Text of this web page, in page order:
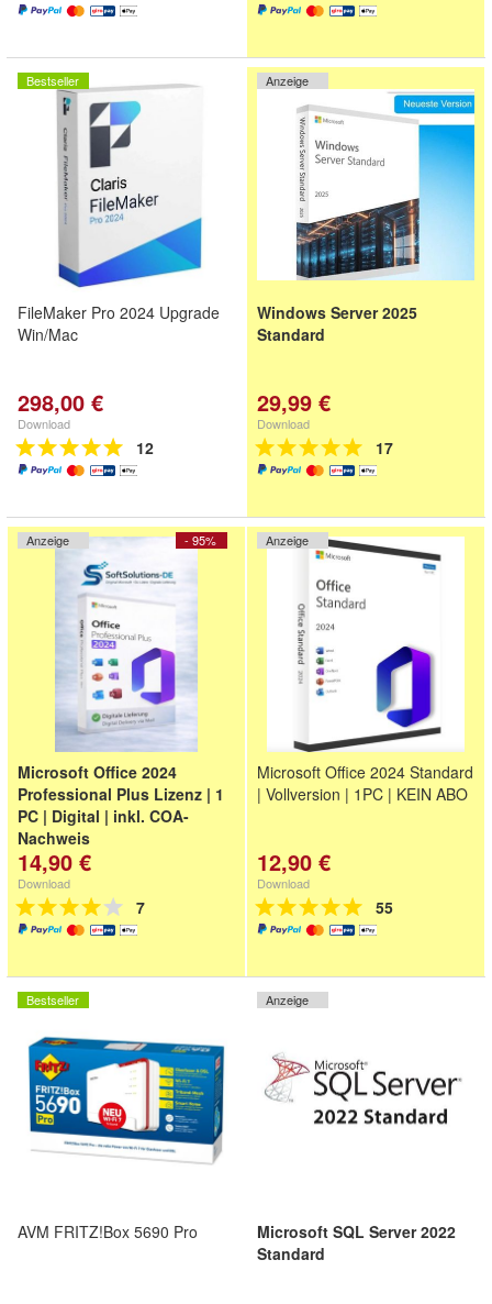
Bestseller
FileMaker Pro 2024 Upgrade
Win/Mac
298,00 €
Download
12
Anzeige
Windows Server 2025
Standard
29,99 €
Download
17
- 95%
Anzeige
Microsoft Office 2024
Professional Plus Lizenz | 1
PC | Digital | inkl. COA-
Nachweis
EU-Lizenzbestand | inkl. COA-
Nachweis | Sofortversand per
E-Mail | Dauerlizenz
14,90 €
Download
7
Anzeige
Microsoft Office 2024 Standard
| Vollversion | 1PC | KEIN ABO
12,90 €
Download
55
Bestseller
AVM FRITZ!Box 5690 Pro
Anzeige
Microsoft SQL Server 2022
Standard